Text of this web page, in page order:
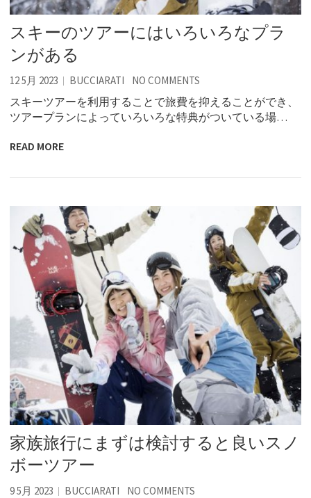
スキーのツアーにはいろいろなプラ
ンがある
12 5月 2023 BUCCIARATI NO COMMENTS
スキーツアーを利用することで旅費を抑えることができ、
ツアープランによっていろいろな特典がついている場…
READ MORE
家族旅行にまずは検討すると良いスノ
ボーツアー
9 5月 2023 BUCCIARATI NO COMMENTS